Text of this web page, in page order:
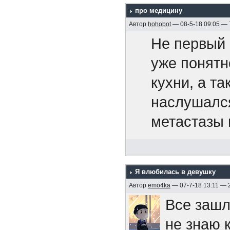
105-мм
После
четыре
был
двойную, с
правом
случаев
Припев.
И если
то не
себе мы
своей
Припев.
https://
-
и входят в
Боюсь,
поэтому
парте.
про медицину
Автор hohobot— 08-5-18 09:05 —
Не первый
уже
кухни, а
метастазы
У меня
ему
Я влюбилась в девушку
Автор emo4ka— 07-7-18 13:11 —
Все
не знаю